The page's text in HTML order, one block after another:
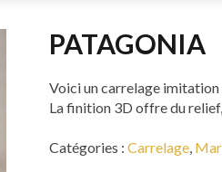
PATAGONIA
Voici un carrelage
La finition 3D offre du
Catégories :Carrelage,